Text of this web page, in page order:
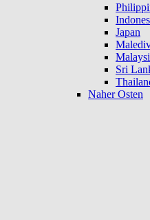
Japan
Sri
Naher Osten